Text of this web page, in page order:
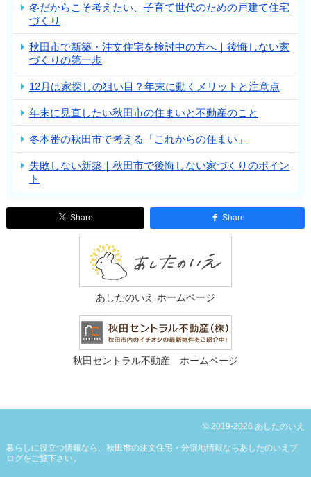
冬だからこそ考えたい、子育て世代のための戸建て住宅
づくり
秋田市で新築・注文住宅を検討中の方へ｜後悔しない家
づくりの第一歩
12月は家探しの狙い目？年末に動くメリットと注意点
年末に見直したい秋田市の住まいと不動産のこと
冬本番の秋田市で考える「これからの住まい」
失敗しない新築｜秋田市で後悔しない家づくりのポイン
ト
Share Share
あしたのいえ ホームページ
秋田セントラル不動産 ホームページ
© 2019-2026 あしたのいえ
暮らしに役立つ情報なら、 秋田市の注文住宅・分譲地情報ならあしたのいえブ
ログをご覧下さい。